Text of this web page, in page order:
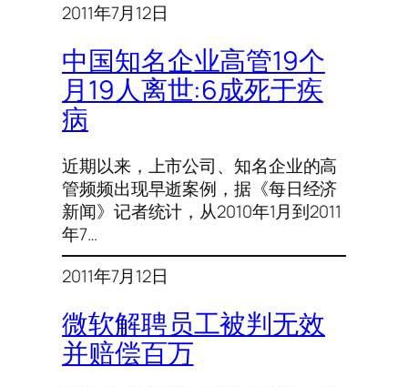
2011年7月12日
中国知名企业高管19个
月19人离世:6成死于疾
病
近期以来，上市公司、知名企业的高
管频频出现早逝案例，据《每日经济
新闻》记者统计，从2010年1月到2011
年7…
2011年7月12日
微软解聘员工被判无效
并赔偿百万